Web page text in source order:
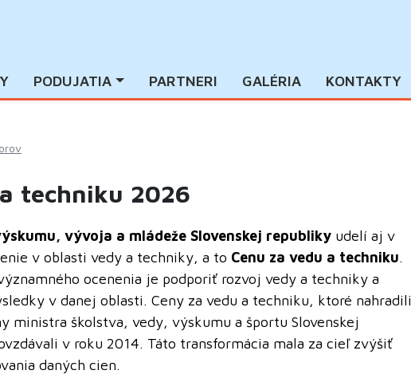
PODUJATIA PARTNERI GALÉRIA KONTAKTY
techniku 2026
vývoja a mládeže Slovenskej republiky udelí aj v
v oblasti vedy a techniky, a to Cenu za vedu a techniku.
ocenenia je podporiť rozvoj vedy a techniky a
v danej oblasti. Ceny za vedu a techniku, ktoré nahradili
ministra školstva, vedy, výskumu a športu Slovenskej
v roku 2014. Táto transformácia mala za cieľ zvýšiť
daných cien.